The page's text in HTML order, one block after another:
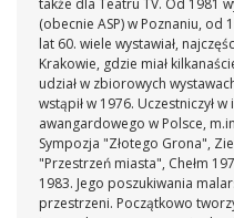
także dla Teatru TV. Od 1981
(obecnie ASP) w Poznaniu,
lat 60. wiele wystawiał,
Krakowie, gdzie miał
udział w zbiorowych
wstąpił w 1976. Uczestniczył
awangardowego w Polsce,
Sympozja "Złotego Grona",
"Przestrzeń miasta", Chełm
1983. Jego poszukiwania
przestrzeni. Początkowo